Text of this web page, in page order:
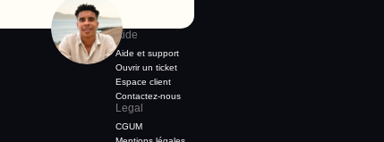
Aide
Aide et support
Ouvrir un ticket
Espace client
Contactez-nous
Legal
CGUM